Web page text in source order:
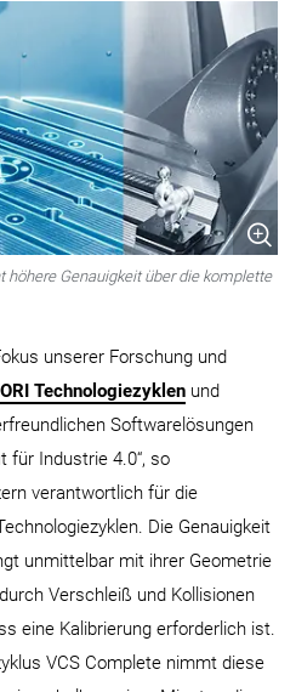
höhere Genauigkeit über die komplette
unserer Forschung und
Technologiezyklen und
Softwarelösungen
für Industrie 4.0“, so
verantwortlich für die
Die Genauigkeit
unmittelbar mit ihrer Geometrie
Verschleiß und Kollisionen
eine Kalibrierung erforderlich ist.
VCS Complete nimmt diese